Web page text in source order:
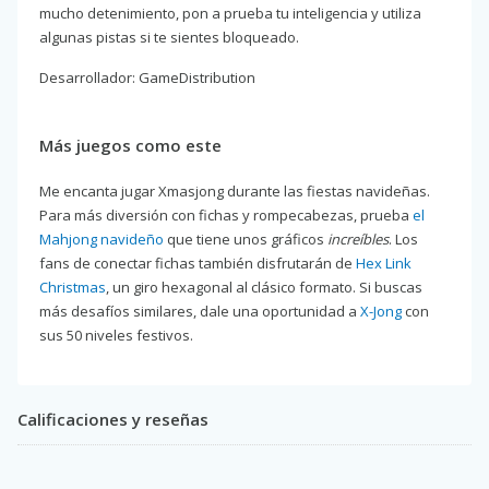
mucho detenimiento, pon a prueba tu inteligencia y utiliza
algunas pistas si te sientes bloqueado.
Desarrollador: GameDistribution
Más juegos como este
Me encanta jugar Xmasjong durante las fiestas navideñas.
Para más diversión con fichas y rompecabezas, prueba el
Mahjong navideño que tiene unos gráficos increíbles. Los
fans de conectar fichas también disfrutarán de Hex Link
Christmas, un giro hexagonal al clásico formato. Si buscas
más desafíos similares, dale una oportunidad a X-Jong con
sus 50 niveles festivos.
Calificaciones y reseñas